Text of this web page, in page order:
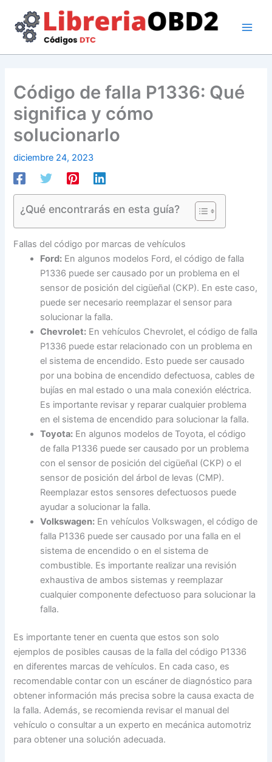
contenido
Código de falla P1336: Qué
significa y cómo
solucionarlo
diciembre 24, 2023
¿Qué encontrarás en esta guía?
Fallas del código por marcas de vehículos
Ford: En algunos modelos Ford, el código de falla
P1336 puede ser causado por un problema en el
sensor de posición del cigüeñal (CKP). En este caso,
puede ser necesario reemplazar el sensor para
solucionar la falla.
Chevrolet: En vehículos Chevrolet, el código de falla
P1336 puede estar relacionado con un problema en
el sistema de encendido. Esto puede ser causado
por una bobina de encendido defectuosa, cables de
bujías en mal estado o una mala conexión eléctrica.
Es importante revisar y reparar cualquier problema
en el sistema de encendido para solucionar la falla.
Toyota: En algunos modelos de Toyota, el código
de falla P1336 puede ser causado por un problema
con el sensor de posición del cigüeñal (CKP) o el
sensor de posición del árbol de levas (CMP).
Reemplazar estos sensores defectuosos puede
ayudar a solucionar la falla.
Volkswagen: En vehículos Volkswagen, el código de
falla P1336 puede ser causado por una falla en el
sistema de encendido o en el sistema de
combustible. Es importante realizar una revisión
exhaustiva de ambos sistemas y reemplazar
cualquier componente defectuoso para solucionar la
falla.
Es importante tener en cuenta que estos son solo
ejemplos de posibles causas de la falla del código P1336
en diferentes marcas de vehículos. En cada caso, es
recomendable contar con un escáner de diagnóstico para
obtener información más precisa sobre la causa exacta de
la falla. Además, se recomienda revisar el manual del
vehículo o consultar a un experto en mecánica automotriz
para obtener una solución adecuada.